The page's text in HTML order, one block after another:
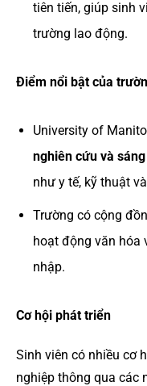
tiên tiến, giúp sinh
trường lao động.
Điểm nổi bật của
University of
nghiên cứu và
như y tế, kỹ thuật
Trường có cộng
hoạt động văn hóa
nhập.
Cơ hội phát triển
Sinh viên có nhiều cơ
nghiệp thông qua các